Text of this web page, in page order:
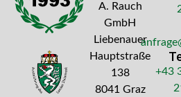
A. Rauch
GmbH
Liebenauer
Hauptstraße
138
8041 Graz
+43